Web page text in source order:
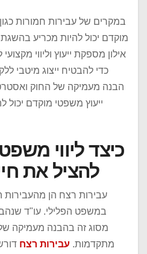
במקרים של עבירות חמורות
מוקדם יכול להיות מכריע
אילון מספקת ייעוץ וליווי
כדי להבטיח ייצוג מיטבי
הבנה מעמיקה של החוק
ייעוץ משפטי מוקדם
כיצד ליווי
להציל את
עבירות רצח הן מהעבירות
במשפט הפלילי. עו"ד
מסוג זה בהבנה מעמיקה
מתקדמות. עבירות רצח